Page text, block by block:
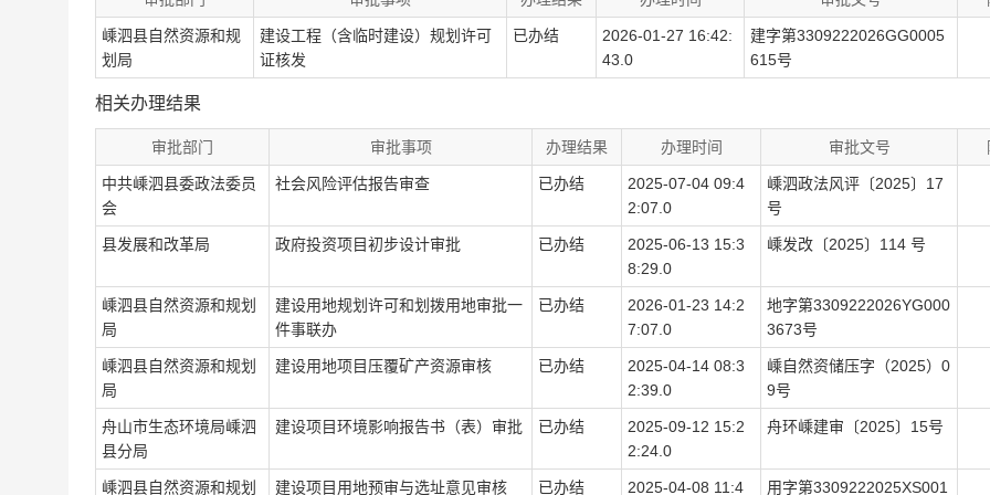
嵊泗县自然资源和规
划局
建设工程（含临时建设）规划许可
证核发
已办结
2026-01-27 16:42:
43.0
建字第3309222026GG0005
615号
相关办理结果
审批部门 审批事项 办理结果 办理时间 审批文号
中共嵊泗县委政法委员
会
社会风险评估报告审查 已办结
2025-07-04 09:4
2:07.0
嵊泗政法风评〔2025〕17
号
县发展和改革局 政府投资项目初步设计审批 已办结
2025-06-13 15:3
8:29.0
嵊发改〔2025〕114 号
嵊泗县自然资源和规划
局
建设用地规划许可和划拨用地审批一
件事联办
已办结
2026-01-23 14:2
7:07.0
地字第3309222026YG000
3673号
嵊泗县自然资源和规划
局
建设用地项目压覆矿产资源审核 已办结
2025-04-14 08:3
2:39.0
嵊自然资储压字（2025）0
9号
舟山市生态环境局嵊泗
县分局
建设项目环境影响报告书（表）审批 已办结
2025-09-12 15:2
2:24.0
舟环嵊建审〔2025〕15号
嵊泗县自然资源和规划 建设项目用地预审与选址意见审核 已办结 2025-04-08 11:4 用字第3309222025XS001